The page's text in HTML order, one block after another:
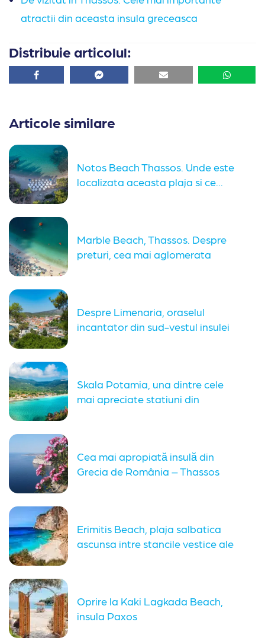
atractii din aceasta insula greceasca
Distribuie articolul:
Facebook Facebook Email
Articole similare
Notos Beach Thassos. Unde este
localizata aceasta plaja si ce...
Marble Beach, Thassos. Despre
preturi, cea mai aglomerata
Despre Limenaria, oraselul
incantator din sud-vestul insulei
Skala Potamia, una dintre cele
mai apreciate statiuni din
Cea mai apropiată insulă din
Grecia de România – Thassos
Erimitis Beach, plaja salbatica
ascunsa intre stancile vestice ale
Oprire la Kaki Lagkada Beach,
insula Paxos